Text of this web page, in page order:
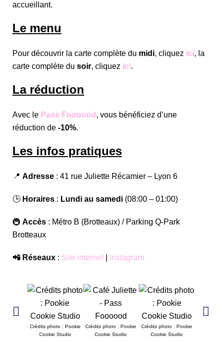
accueillant.
Le menu
Pour découvrir la carte complète du midi, cliquez ici, la
carte complète du soir, cliquez ici.
La réduction
Avec le Pass Foooood , vous bénéficiez d’une
réduction de -10%.
Les infos pratiques
📍 Adresse : 41 rue Juliette Récamier – Lyon 6
🕒 Horaires : Lundi au samedi (08:00 – 01:00)
🚇 Accès : Métro B (Brotteaux) / Parking Q-Park
Brotteaux
📲 Réseaux : Site internet Instagram
Crédits photo : Pookie
Cookie Studio
Crédits photo : Pookie
Cookie Studio
Crédits photo : Pookie
Cookie Studio